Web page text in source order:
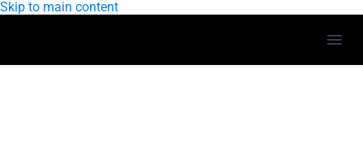
Skip to main content